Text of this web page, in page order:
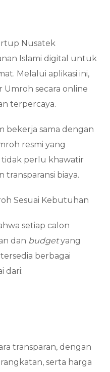
Nusatek
Islami digital untuk
Melalui aplikasi ini,
Umroh secara online
terpercaya.
bekerja sama dengan
resmi yang
tidak perlu khawatir
biaya.
Sesuai Kebutuhan
setiap calon
dan budgetyang
berbagai
dari:
transparan, dengan
serta harga